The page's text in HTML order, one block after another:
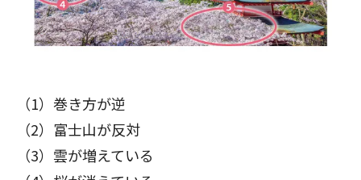
（1）巻き方が逆
（2）富士山が反対
（3）雲が増えている